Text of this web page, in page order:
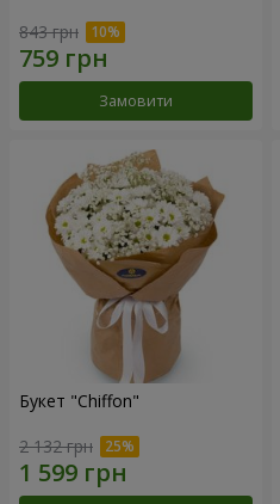
843 грн
Замовити
Букет "Chiffon"
2 132 грн